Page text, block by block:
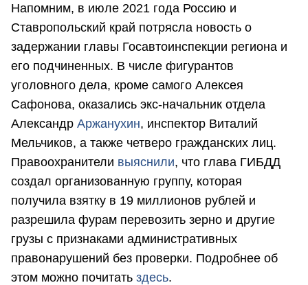
Напомним, в июле 2021 года Россию и
Ставропольский край потрясла новость о
задержании главы Госавтоинспекции региона и
его подчиненных. В числе фигурантов
уголовного дела, кроме самого Алексея
Сафонова, оказались экс-начальник отдела
Александр Аржанухин, инспектор Виталий
Мельчиков, а также четверо гражданских лиц.
Правоохранители выяснили, что глава ГИБДД
создал организованную группу, которая
получила взятку в 19 миллионов рублей и
разрешила фурам перевозить зерно и другие
грузы с признаками административных
правонарушений без проверки. Подробнее об
этом можно почитать здесь.